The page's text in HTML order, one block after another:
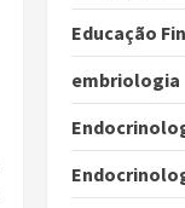
Educação
embriologia